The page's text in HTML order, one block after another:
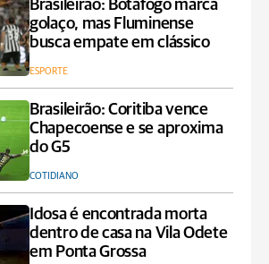
Brasileirão: Botafogo marca
golaço, mas Fluminense
busca empate em clássico
ESPORTE
Brasileirão: Coritiba vence
Chapecoense e se aproxima
do G5
COTIDIANO
Idosa é encontrada morta
dentro de casa na Vila Odete
em Ponta Grossa